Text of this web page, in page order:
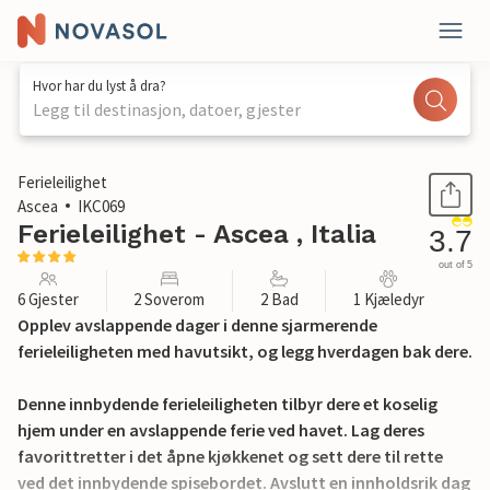
Hvor har du lyst å dra?
Legg til destinasjon, datoer, gjester
1 / 37
Ferieleilighet
Ascea
IKC069
Ferieleilighet - Ascea , Italia 3.7
out of 5
6 Gjester 2 Soverom 2 Bad 1 Kjæledyr
Opplev avslappende dager i denne sjarmerende
ferieleiligheten med havutsikt, og legg hverdagen bak dere.
Denne innbydende ferieleiligheten tilbyr dere et koselig
hjem under en avslappende ferie ved havet. Lag deres
favorittretter i det åpne kjøkkenet og sett dere til rette
ved det innbydende spisebordet. Avslutt en innholdsrik dag